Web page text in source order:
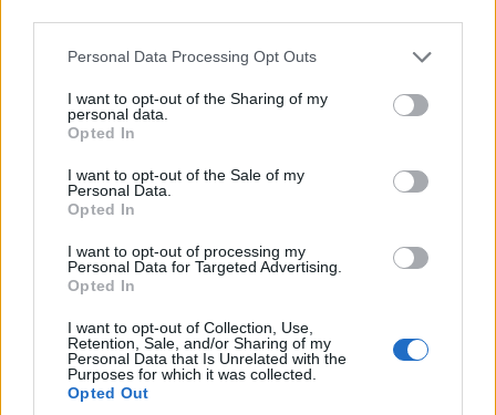
Please note that this website/app uses one or more Google
not limited to your visit or usage behaviour. You may click to
grant or deny consent to Google and its third-party tags to
use your data for below specified purposes in below Google
consent section.
Personal Data Processing Opt Outs
I want to opt-out of the Sharing of my
personal data.
Opted In
I want to opt-out of the Sale of my
Personal Data.
Opted In
I want to opt-out of processing my
Personal Data for Targeted Advertising.
Opted In
I want to opt-out of Collection, Use,
Retention, Sale, and/or Sharing of my
Personal Data that Is Unrelated with the
Purposes for which it was collected.
Opted Out
Ζωή-Σοφία Παλαιολογίνα: Βυζαντινή πριγκίπισσα
και πρώτη τσαρίνα της Ρωσίας
8/07/2026 - 9:44πμ